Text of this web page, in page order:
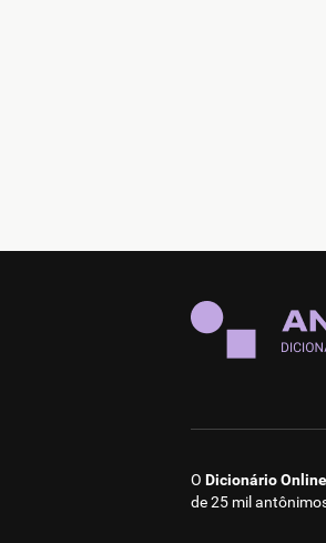
O Dicionário
de 25 mil